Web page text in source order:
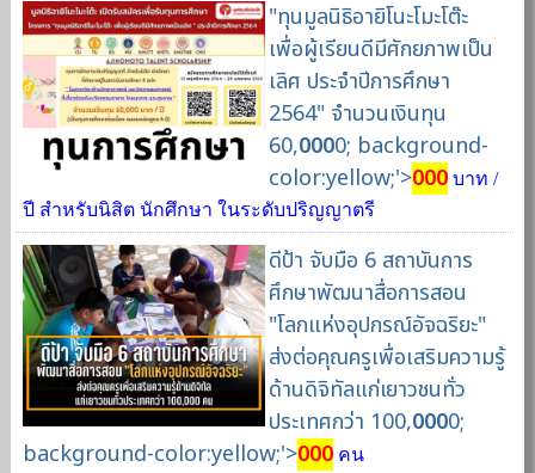
"ทุนมูลนิธิอายิโนะโมะโต๊ะ
เพื่อผู้เรียนดีมีศักยภาพเป็น
เลิศ ประจำปีการศึกษา
2564" จำนวนเงินทุน
60,0000; background-
color:yellow;'>000บาท /
ปี สำหรับนิสิต นักศึกษา ในระดับปริญญาตรี
ดีป้า จับมือ 6 สถาบันการ
ศึกษาพัฒนาสื่อการสอน
"โลกแห่งอุปกรณ์อัจฉริยะ"
ส่งต่อคุณครูเพื่อเสริมความรู้
ด้านดิจิทัลแก่เยาวชนทั่ว
ประเทศกว่า 100,0000;
background-color:yellow;'>000 คน